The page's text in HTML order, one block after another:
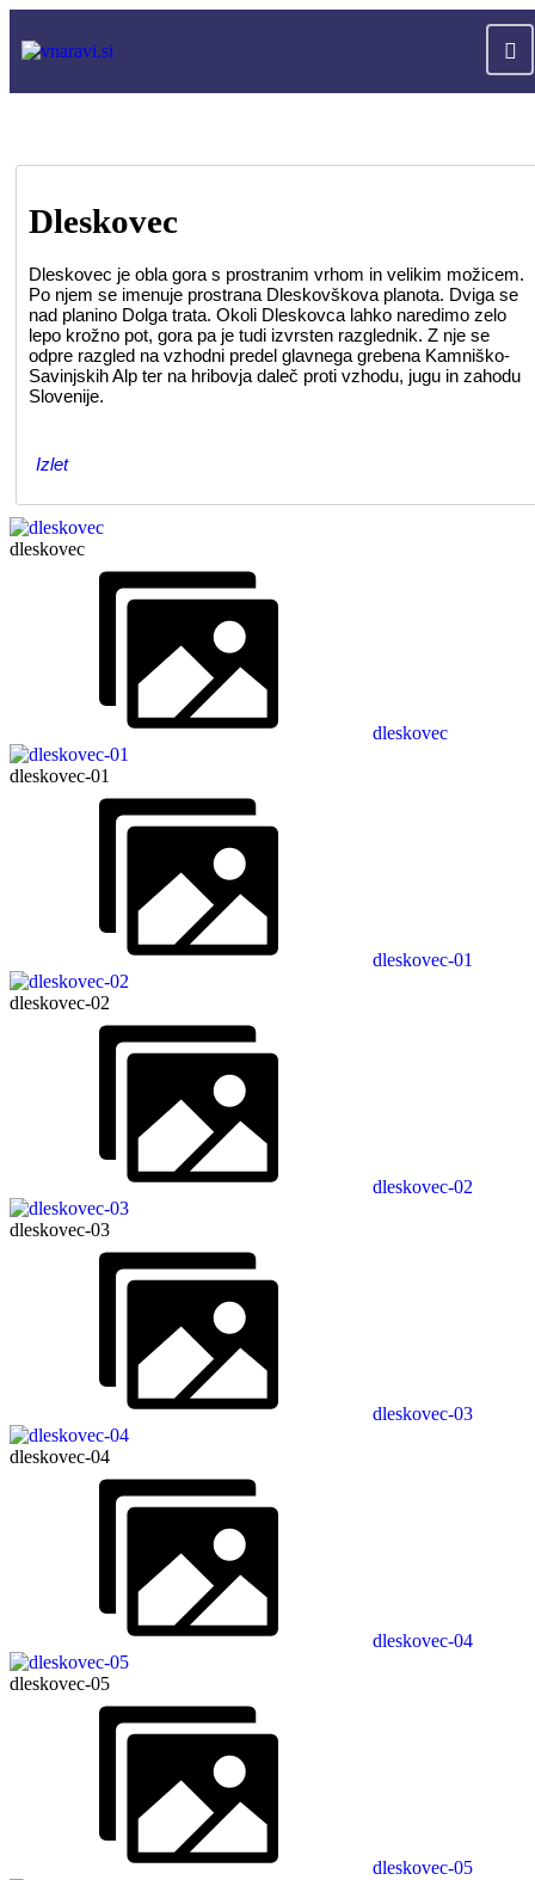
Dleskovec
Dleskovec je obla gora s prostranim vrhom in velikim možicem.
Po njem se imenuje prostrana Dleskovškova planota. Dviga se
nad planino Dolga trata. Okoli Dleskovca lahko naredimo zelo
lepo krožno pot, gora pa je tudi izvrsten razglednik. Z nje se
odpre razgled na vzhodni predel glavnega grebena Kamniško-
Savinjskih Alp ter na hribovja daleč proti vzhodu, jugu in zahodu
Slovenije.
Izlet
dleskovec
dleskovec
dleskovec-01
dleskovec-01
dleskovec-02
dleskovec-02
dleskovec-03
dleskovec-03
dleskovec-04
dleskovec-04
dleskovec-05
dleskovec-05